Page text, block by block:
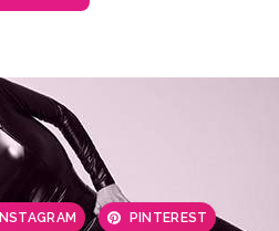
INSTAGRAM PINTEREST